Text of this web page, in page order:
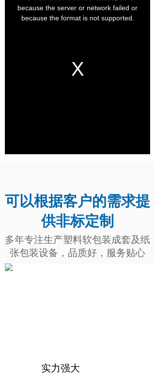
实力强大
多年专注生产塑料软包装成套及纸
张包装设备 ， 品质好，服务贴心
可以根据客户的需求提
供非标定制